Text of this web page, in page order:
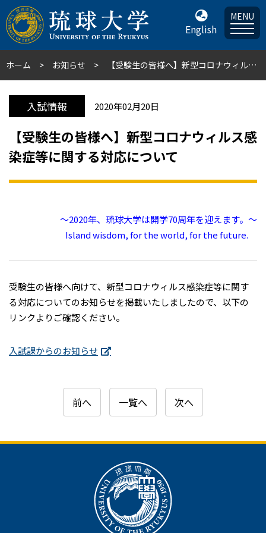
English
MENU
ホーム お知らせ 【受験生の皆様へ】新型コロナウィルス感染症等に関する対応について
入試情報 2020年02月20日
【受験生の皆様へ】新型コロナウィルス感
染症等に関する対応について
～2020年、琉球大学は開学70周年を迎えます。～
Island wisdom, for the world, for the future.
受験生の皆様へ向けて、新型コロナウィルス感染症等に関す
る対応についてのお知らせを掲載いたしましたので、以下の
リンクよりご確認ください。
入試課からのお知らせ
前へ 一覧へ 次へ